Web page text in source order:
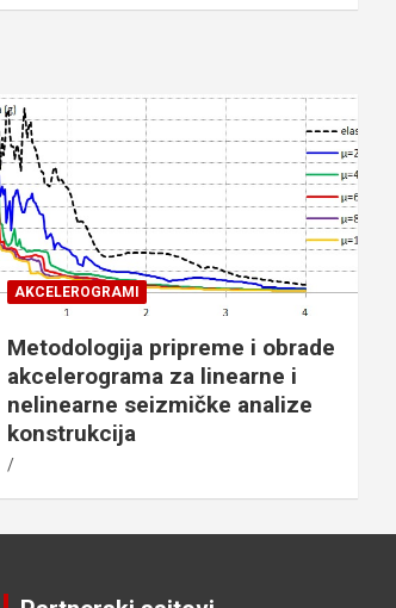
AKCELEROGRAMI
Metodologija pripreme i obrade
akcelerograma za linearne i
nelinearne seizmičke analize
konstrukcija